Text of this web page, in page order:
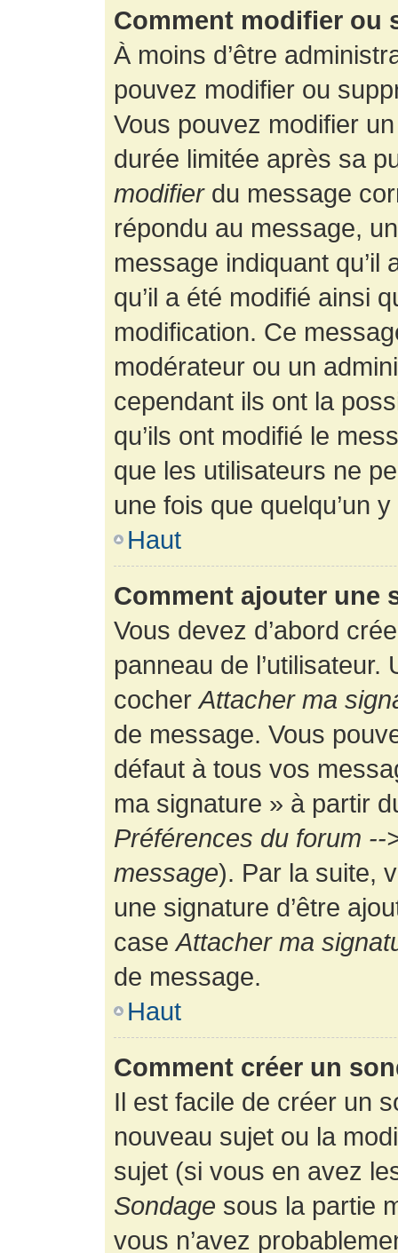
Comment modifier ou
À moins d’être
pouvez modifier ou
Vous pouvez modifier
durée limitée après sa
modifierdu message
répondu au message,
message indiquant
qu’il a été modifié ainsi
modification. Ce
modérateur ou un
cependant ils ont la
qu’ils ont modifié le
que les utilisateurs ne
une fois que quelqu’un
Haut
Comment ajouter une
Vous devez d’abord
panneau de
cocherAttacher ma
de message. Vous
défaut à tous vos
ma signature » à partir
Préférences du forum
message). Par la suite,
une signature d’être
caseAttacher ma
de message.
Haut
Comment créer un
Il est facile de créer un
nouveau sujet ou la
sujet (si vous en avez
Sondage sous la partie
vous n’avez